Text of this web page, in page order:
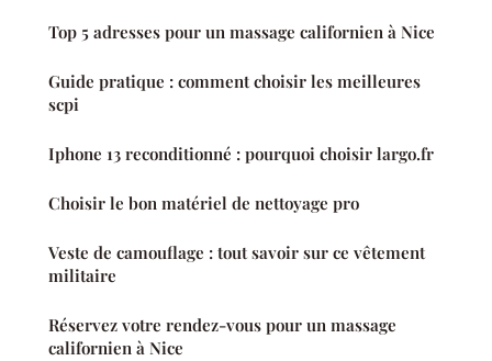
Top 5 adresses pour un massage californien à Nice
Guide pratique : comment choisir les meilleures
scpi
Iphone 13 reconditionné : pourquoi choisir largo.fr
Choisir le bon matériel de nettoyage pro
Veste de camouflage : tout savoir sur ce vêtement
militaire
Réservez votre rendez-vous pour un massage
californien à Nice